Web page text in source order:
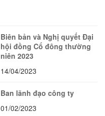
Biên bản và Nghị quyết Đại
hội đồng Cổ đông thường
niên 2023
14/04/2023
Ban lãnh đạo công ty
01/02/2023